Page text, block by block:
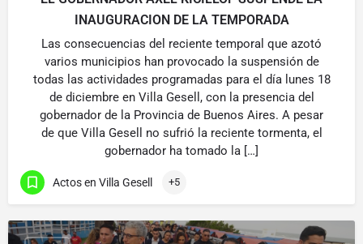
INAUGURACION DE LA TEMPORADA
Las consecuencias del reciente temporal que azotó
varios municipios han provocado la suspensión de
todas las actividades programadas para el día lunes 18
de diciembre en Villa Gesell, con la presencia del
gobernador de la Provincia de Buenos Aires. A pesar
de que Villa Gesell no sufrió la reciente tormenta, el
gobernador ha tomado la […]
Actos en Villa Gesell +5